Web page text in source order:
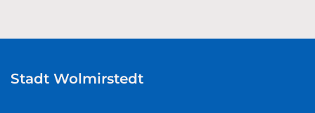
Stadt Wolmirstedt